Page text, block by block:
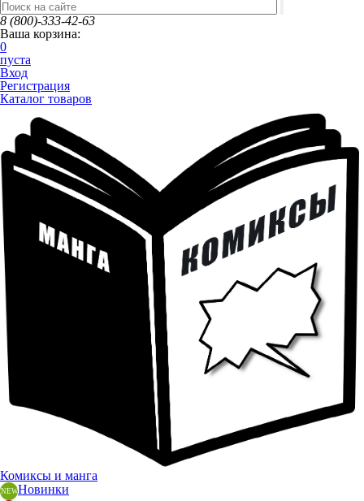
8 (800)-333-42-63
Ваша корзина:
0
пуста
Вход
Регистрация
Каталог товаров
Комиксы и манга
Новинки